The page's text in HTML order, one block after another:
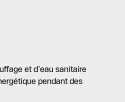
et d’eau sanitaire
pendant des